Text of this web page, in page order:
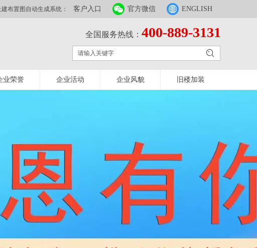
全国服务热线： 400-889-3131
建布置图自动生成系统： 客户入口 官方微信 ENGLISH
业荣誉 企业活动 企业风貌 旧楼加装